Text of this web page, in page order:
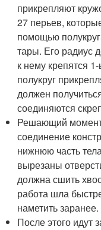
прикрепляют
27 перьев,
помощью
тары. Его радиус
к нему крепятся
полукруг
должен
соединяются
Решающий момент
соединение
нижнюю часть
вырезаны
должна сшить
работа шла
наметить заранее.
После этого идут